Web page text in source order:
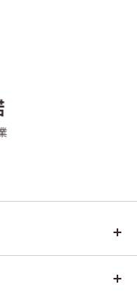
先的「營養、健康、
食品的力量，提升